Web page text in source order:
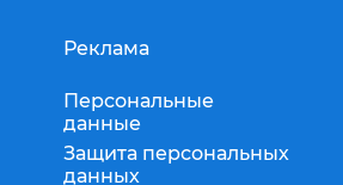
Реклама
Персональные
данные
Защита персональных
данных